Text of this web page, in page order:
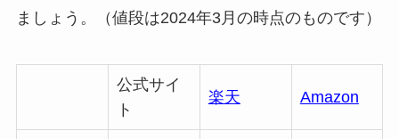
ましょう。（値段は2024年3月の時点のものです）
公式サイ
ト
楽天 Amazon